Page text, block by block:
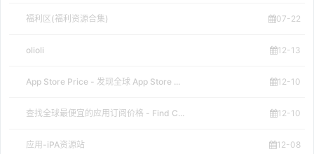
福利区(福利资源合集) 07-22
olioli 12-13
App Store Price - 发现全球 App Store ... 12-10
查找全球最便宜的应用订阅价格 - Find C... 12-10
应用-iPA资源站 12-08